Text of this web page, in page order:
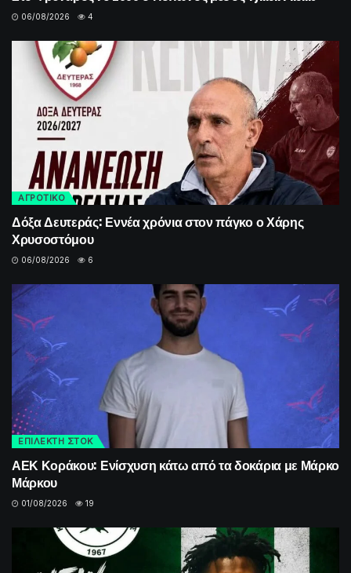
06/08/2026 4
ΑΓΡΟΤΙΚΟ
Δόξα Δευτεράς: Εννέα χρόνια στον πάγκο ο Χάρης
Χρυσοστόμου
06/08/2026 6
ΕΠΙΛΕΚΤΗ ΣΤΟΚ
ΑΕΚ Κοράκου: Ενίσχυση κάτω από τα δοκάρια με Μάρκο
Μάρκου
01/08/2026 19